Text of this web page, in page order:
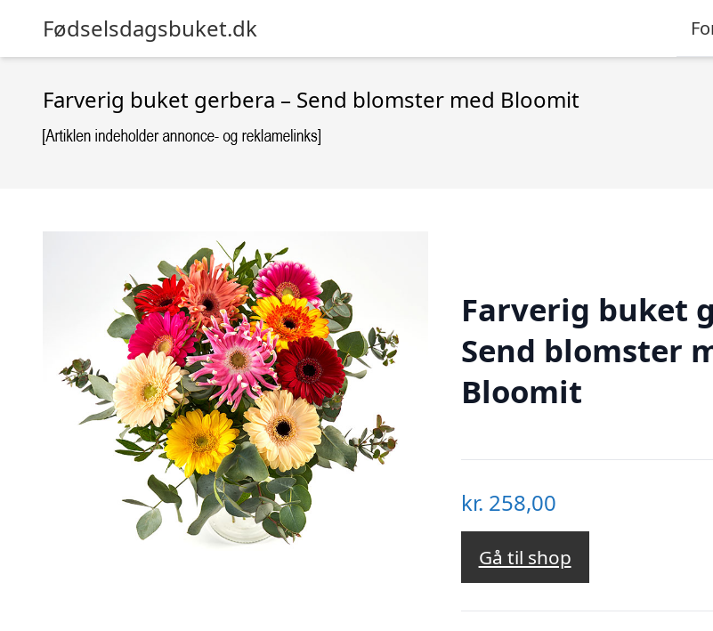
Fødselsdagsbuket.dk
Farverig buket gerbera – Send blomster med Bloomit
Farverig buket
Send blomster
Bloomit
kr. 258,00
Gå til shop